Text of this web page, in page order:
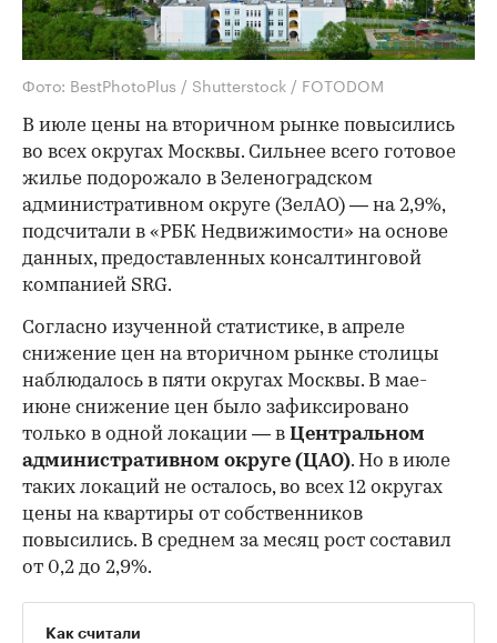
Фото: BestPhotoPlus / Shutterstock / FOTODOM
В июле цены на вторичном рынке повысились
во всех округах Москвы. Сильнее всего готовое
жилье подорожало в Зеленоградском
административном округе (ЗелАО) — на 2,9%,
подсчитали в «РБК Недвижимости» на основе
данных, предоставленных консалтинговой
компанией SRG.
Согласно изученной статистике, в апреле
снижение цен на вторичном рынке столицы
наблюдалось в пяти округах Москвы. В мае-
июне снижение цен было зафиксировано
только в одной локации — в Центральном
административном округе (ЦАО). Но в июле
таких локаций не осталось, во всех 12 округах
цены на квартиры от собственников
повысились. В среднем за месяц рост составил
от 0,2 до 2,9%.
Как считали